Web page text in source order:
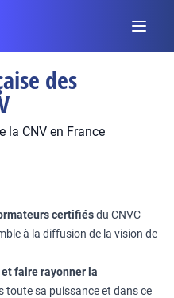
des
la CNV en France
certifiésdu CNVC
à la diffusion de la vision de
faire rayonner la
toute sa puissance et dans ce